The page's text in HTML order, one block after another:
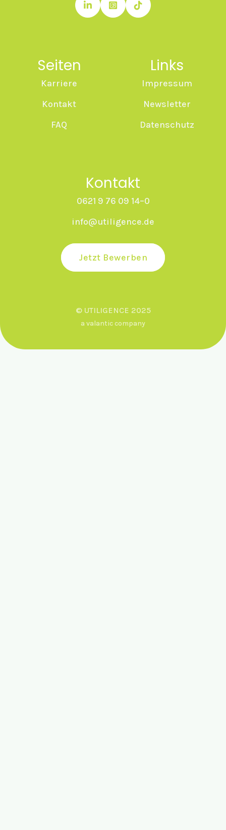
  
Seiten
Karriere
Kontakt
FAQ
Links
Impressum
Newsletter
Datenschutz
Kontakt
0621 9 76 09 14–0
info@utiligence.de
Jetzt Bewerben
© UTILIGENCE 2025
a valantic company